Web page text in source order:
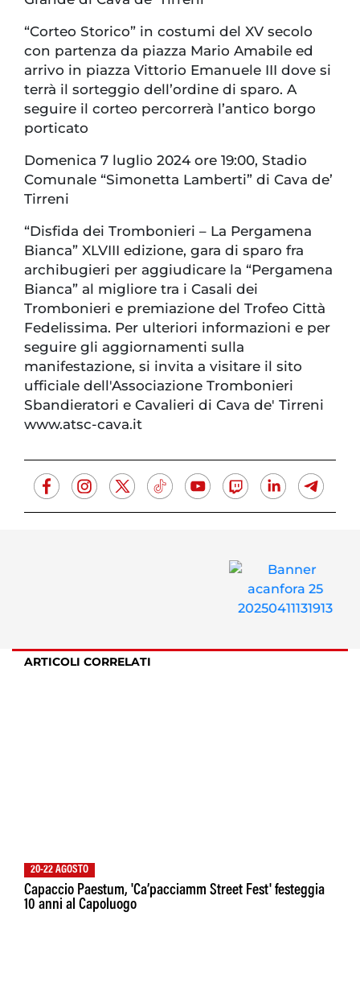
“Corteo Storico” in costumi del XV secolo
con partenza da piazza Mario Amabile ed
arrivo in piazza Vittorio Emanuele III dove si
terrà il sorteggio dell’ordine di sparo. A
seguire il corteo percorrerà l’antico borgo
porticato
Domenica 7 luglio 2024 ore 19:00, Stadio
Comunale “Simonetta Lamberti” di Cava de’
Tirreni
“Disfida dei Trombonieri – La Pergamena
Bianca” XLVIII edizione, gara di sparo fra
archibugieri per aggiudicare la “Pergamena
Bianca” al migliore tra i Casali dei
Trombonieri e premiazione del Trofeo Città
Fedelissima. Per ulteriori informazioni e per
seguire gli aggiornamenti sulla
manifestazione, si invita a visitare il sito
ufficiale dell'Associazione Trombonieri
Sbandieratori e Cavalieri di Cava de' Tirreni
www.atsc-cava.it
ARTICOLI CORRELATI
20-22 AGOSTO
Capaccio Paestum, 'Ca’pacciamm Street Fest' festeggia
10 anni al Capoluogo